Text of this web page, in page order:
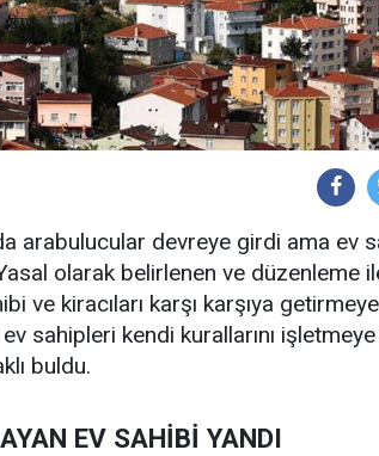
arabulucular devreye girdi ama ev
olarak belirlenen ve düzenleme
ve kiracıları karşı karşıya
sahipleri kendi kurallarını
buldu.
EV SAHİBİ YANDI